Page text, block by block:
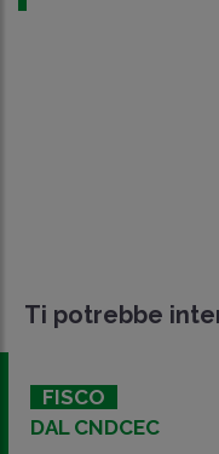
Ti potrebbe
FISCO
DAL CNDCEC